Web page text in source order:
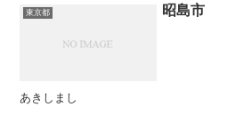
東京都 昭島市
あきしまし